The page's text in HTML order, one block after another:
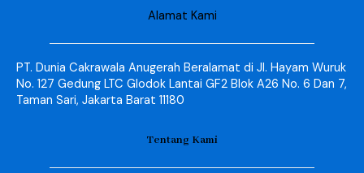
Alamat Kami
PT. Dunia Cakrawala Anugerah Beralamat di Jl. Hayam Wuruk
No. 127 Gedung LTC Glodok Lantai GF2 Blok A26 No. 6 Dan 7,
Taman Sari, Jakarta Barat 11180
Tentang Kami